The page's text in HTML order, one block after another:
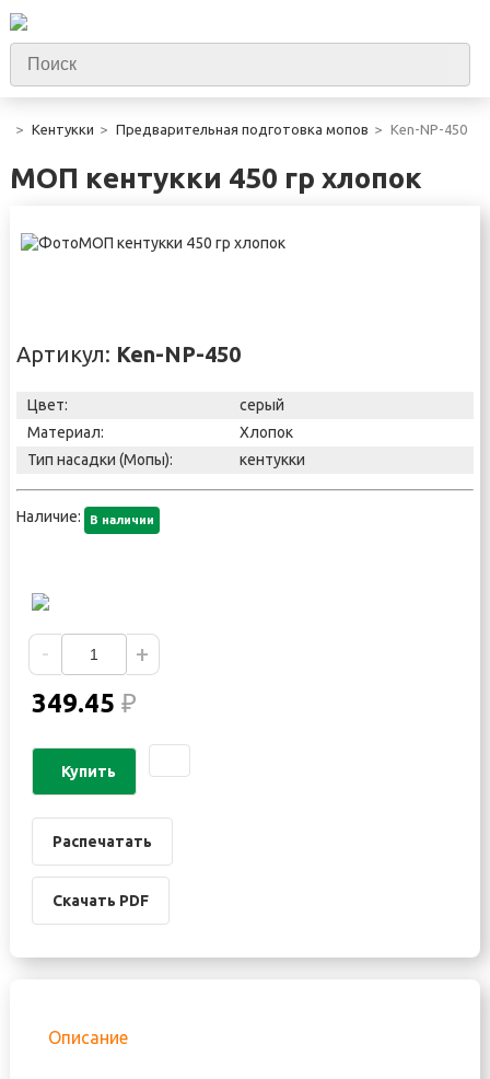
Кентукки Предварительная подготовка мопов Ken-NP-450
МОП кентукки 450 гр хлопок
Артикул: Ken-NP-450
Цвет:
серый
Материал:
Хлопок
Тип насадки (Мопы):
кентукки
Наличие: В наличии
- +
349.45 ₽
Купить
Распечатать
Скачать PDF
Описание